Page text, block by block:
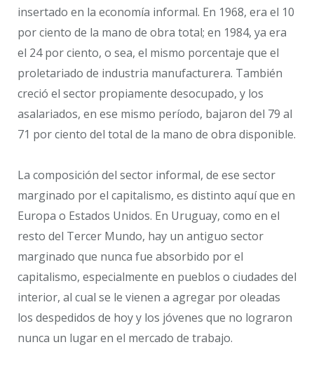
insertado en la economía informal. En 1968, era el 10
por ciento de la mano de obra total; en 1984, ya era
el 24 por ciento, o sea, el mismo porcentaje que el
proletariado de industria manufacturera. También
creció el sector propiamente desocupado, y los
asalariados, en ese mismo período, bajaron del 79 al
71 por ciento del total de la mano de obra disponible.
La composición del sector informal, de ese sector
marginado por el capitalismo, es distinto aquí que en
Europa o Estados Unidos. En Uruguay, como en el
resto del Tercer Mundo, hay un antiguo sector
marginado que nunca fue absorbido por el
capitalismo, especialmente en pueblos o ciudades del
interior, al cual se le vienen a agregar por oleadas
los despedidos de hoy y los jóvenes que no lograron
nunca un lugar en el mercado de trabajo.